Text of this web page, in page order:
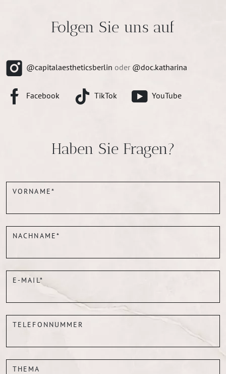
Folgen Sie uns auf
@capitalaestheticsberlin oder @doc.katharina
Facebook TikTok YouTube
Haben Sie Fragen?
VORNAME*
NACHNAME*
E-MAIL*
TELEFONNUMMER
THEMA